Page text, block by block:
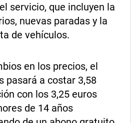
servicio, que incluyen la
nuevas paradas y la
de vehículos.
en los precios, el
pasará a costar 3,58
con los 3,25 euros
de 14 años